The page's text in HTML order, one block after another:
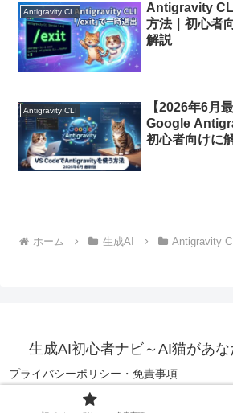
Antigravity CLI
Antigravity
方法｜初心者
解説
Antigravity CLI
【2026年6月
Google
初心者向けに
ホーム 生成AI Antigravity
生成AI初心者ナビ～AI猫があな
プライバシーポリシー・免責事項
© 2025 生成AI初心者ナビ～AI猫があ